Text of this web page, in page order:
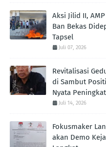
Aksi Jilid II,
Ban Bekas
Tapsel
Juli 07, 2026
Revitalisasi
di Sambut
Nyata
Juli 14, 2026
Fokusmaker
akan Demo